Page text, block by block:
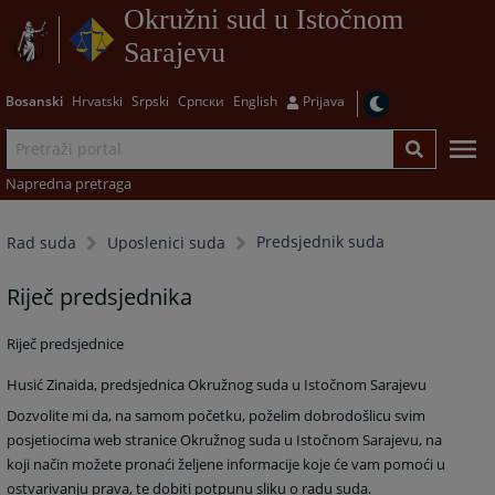
Okružni sud u Istočnom
Sarajevu
Bosanski Hrvatski Srpski Српски English Prijava
Napredna pretraga
Rad suda Uposlenici suda Predsjednik suda
Riječ predsjednika
Riječ predsjednice
Husić Zinaida, predsjednica Okružnog suda u Istočnom Sarajevu
Dozvolite mi da, na samom početku, poželim dobrodošlicu svim
posjetiocima web stranice Okružnog suda u Istočnom Sarajevu, na
koji način možete pronaći željene informacije koje će vam pomoći u
ostvarivanju prava, te dobiti potpunu sliku o radu suda.